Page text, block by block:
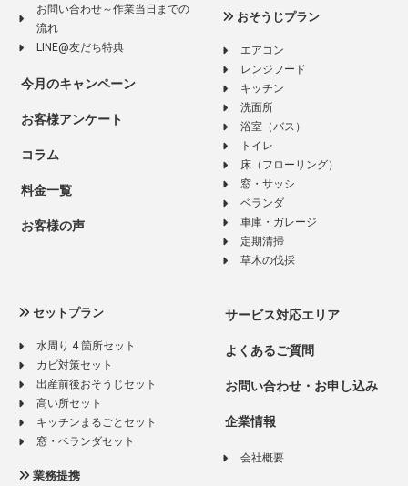
お問い合わせ～作業当日までの
流れ
LINE@友だち特典
今月のキャンペーン
お客様アンケート
コラム
料金一覧
お客様の声
おそうじプラン
エアコン
レンジフード
キッチン
洗面所
浴室（バス）
トイレ
床（フローリング）
窓・サッシ
ベランダ
車庫・ガレージ
定期清掃
草木の伐採
セットプラン
水周り 4 箇所セット
カビ対策セット
出産前後おそうじセット
高い所セット
キッチンまるごとセット
窓・ベランダセット
業務提携
サービス対応エリア
よくあるご質問
お問い合わせ・お申し込み
企業情報
会社概要